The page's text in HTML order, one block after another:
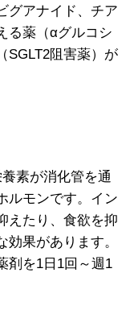
グアナイド、チア
る薬（αグルコシ
SGLT2阻害薬）が
素が消化管を通
ルモンです。イン
えたり、食欲を抑
果があります。
剤を1日1回～週1